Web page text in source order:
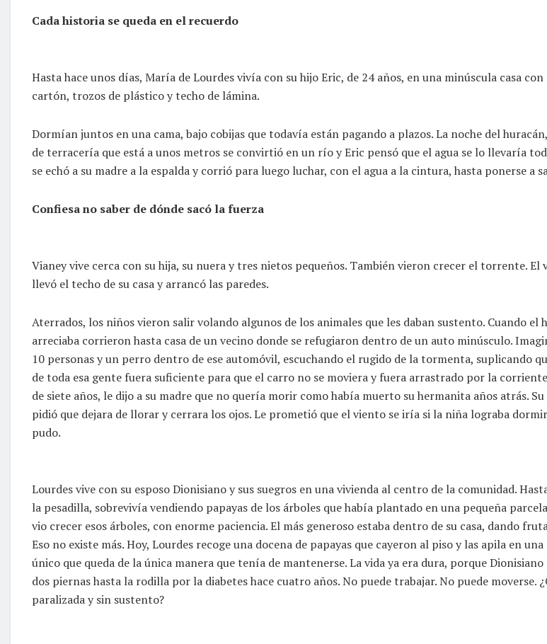
Cada historia se queda en el recuerdo
Hasta hace unos días, María de Lourdes vivía con su hijo Eric, de 24 años, en una minúscula casa con
cartón, trozos de plástico y techo de lámina.
Dormían juntos en una cama, bajo cobijas que todavía están pagando a plazos. La noche del
de terracería que está a unos metros se convirtió en un río y Eric pensó que el agua se lo llevaría
se echó a su madre a la espalda y corrió para luego luchar, con el agua a la cintura, hasta ponerse a
Confiesa no saber de dónde sacó la fuerza
Vianey vive cerca con su hija, su nuera y tres nietos pequeños. También vieron crecer el torrente. El
llevó el techo de su casa y arrancó las paredes.
Aterrados, los niños vieron salir volando algunos de los animales que les daban sustento. Cuando el
arreciaba corrieron hasta casa de un vecino donde se refugiaron dentro de un auto minúsculo.
10 personas y un perro dentro de ese automóvil, escuchando el rugido de la tormenta, suplicando
de toda esa gente fuera suficiente para que el carro no se moviera y fuera arrastrado por la
de siete años, le dijo a su madre que no quería morir como había muerto su hermanita años atrás.
pidió que dejara de llorar y cerrara los ojos. Le prometió que el viento se iría si la niña lograba
pudo.
Lourdes vive con su esposo Dionisiano y sus suegros en una vivienda al centro de la comunidad.
la pesadilla, sobrevivía vendiendo papayas de los árboles que había plantado en una pequeña
vio crecer esos árboles, con enorme paciencia. El más generoso estaba dentro de su casa, dando
Eso no existe más. Hoy, Lourdes recoge una docena de papayas que cayeron al piso y las apila en
único que queda de la única manera que tenía de mantenerse. La vida ya era dura, porque
dos piernas hasta la rodilla por la diabetes hace cuatro años. No puede trabajar. No puede moverse.
paralizada y sin sustento?